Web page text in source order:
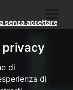
privacy
di
di
senza accettare